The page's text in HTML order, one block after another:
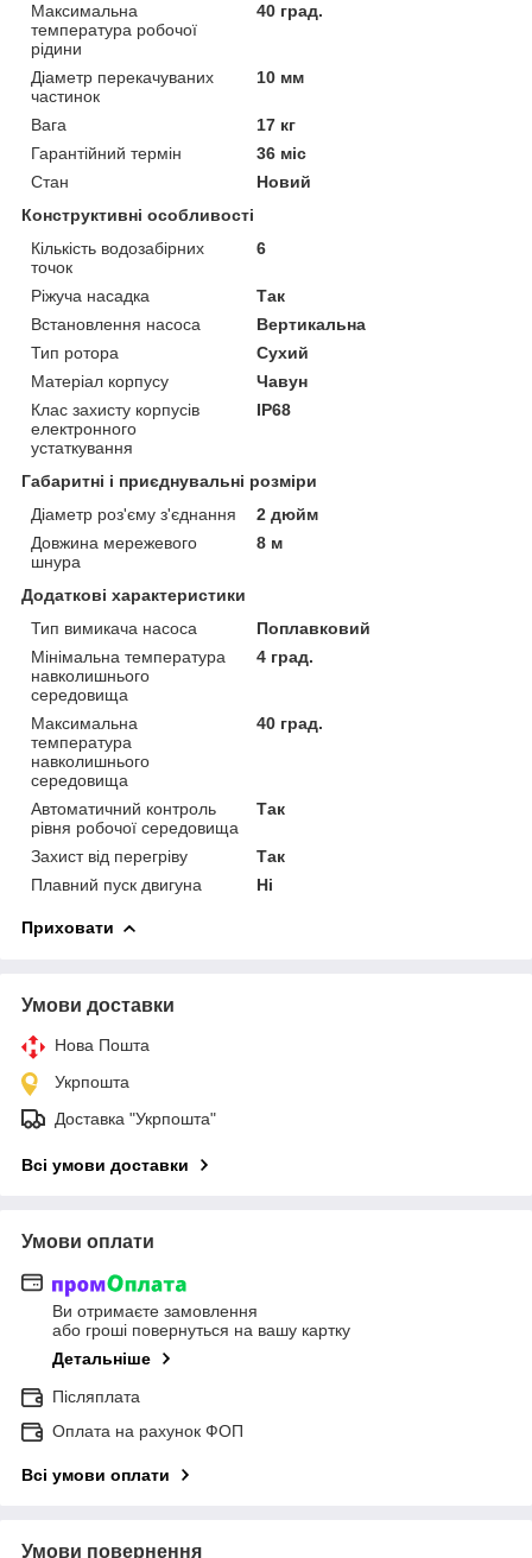
Максимальна
температура робочої
рідини
40 град.
Діаметр перекачуваних
частинок
10 мм
Вага
17 кг
Гарантійний термін
36 міс
Стан
Новий
Конструктивні особливості
Кількість водозабірних
точок
6
Ріжуча насадка
Так
Встановлення насоса
Вертикальна
Тип ротора
Сухий
Матеріал корпусу
Чавун
Клас захисту корпусів
електронного
устаткування
IP68
Габаритні і приєднувальні розміри
Діаметр роз'єму з'єднання
2 дюйм
Довжина мережевого
шнура
8 м
Додаткові характеристики
Тип вимикача насоса
Поплавковий
Мінімальна температура
навколишнього
середовища
4 град.
Максимальна
температура
навколишнього
середовища
40 град.
Автоматичний контроль
рівня робочої середовища
Так
Захист від перегріву
Так
Плавний пуск двигуна
Ні
Приховати
Умови доставки
Нова Пошта
Укрпошта
Доставка "Укрпошта"
Всі умови доставки
Умови оплати
Ви отримаєте замовлення
або гроші повернуться на вашу картку
Детальніше
Післяплата
Оплата на рахунок ФОП
Всі умови оплати
Умови повернення